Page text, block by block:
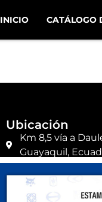
INICIO CATÁLOGO
Ubicación
Km 8,5 vía a
Guayaquil,
Parque
Ancón
Lima, Perú